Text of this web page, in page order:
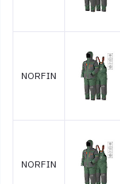
NORFIN
NORFIN